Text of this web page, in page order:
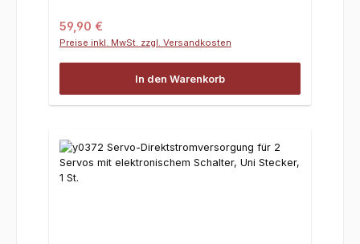
Regulärer Preis:
59,90 €
Preise inkl. MwSt. zzgl. Versandkosten
In den Warenkorb